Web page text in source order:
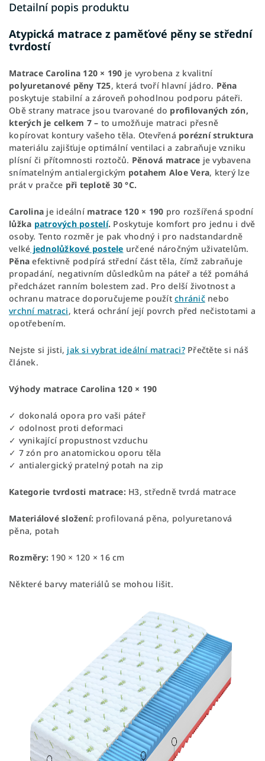
Detailní popis produktu
Atypická matrace z paměťové pěny se střední
tvrdostí
Matrace Carolina 120 × 190 je vyrobena z kvalitní
polyuretanové pěny T25, která tvoří hlavní jádro. Pěna
poskytuje stabilní a zároveň pohodlnou podporu páteři.
Obě strany matrace jsou tvarované do profilovaných zón,
kterých je celkem 7 – to umožňuje matraci přesně
kopírovat kontury vašeho těla. Otevřená porézní struktura
materiálu zajišťuje optimální ventilaci a zabraňuje vzniku
plísní či přítomnosti roztočů. Pěnová matrace je vybavena
snímatelným antialergickým potahem Aloe Vera, který lze
prát v pračce při teplotě 30 °C.
Carolina je ideální matrace 120 × 190 pro rozšířená spodní
lůžka patrových postelí. Poskytuje komfort pro jednu i dvě
osoby. Tento rozměr je pak vhodný i pro nadstandardně
velké jednolůžkové postele určené náročným uživatelům.
Pěna efektivně podpírá střední část těla, čímž zabraňuje
propadání, negativním důsledkům na páteř a též pomáhá
předcházet ranním bolestem zad. Pro delší životnost a
ochranu matrace doporučujeme použít chráničnebo
vrchní matraci, která ochrání její povrch před nečistotami a
opotřebením.
Nejste si jisti, jak si vybrat ideální matraci?Přečtěte si náš
článek.
Výhody matrace Carolina 120 × 190
✓ dokonalá opora pro vaši páteř
✓ odolnost proti deformaci
✓ vynikající propustnost vzduchu
✓ 7 zón pro anatomickou oporu těla
✓ antialergický pratelný potah na zip
Kategorie tvrdosti matrace: H3, středně tvrdá matrace
Materiálové složení: profilovaná pěna, polyuretanová
pěna, potah
Rozměry: 190 × 120 × 16 cm
Některé barvy materiálů se mohou lišit.